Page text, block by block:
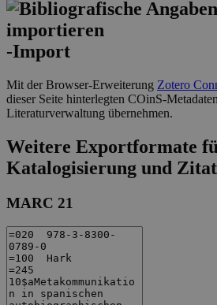
-Import
Mit der Browser-Erweiterung Zotero
dieser Seite hinterlegten COinS-
Literaturverwaltung übernehmen.
Weitere Exportformate
Katalogisierung und
MARC 21